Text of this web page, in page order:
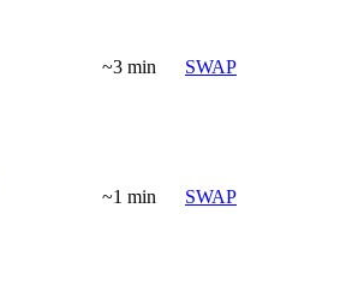
~3 min SWAP
~1 min SWAP